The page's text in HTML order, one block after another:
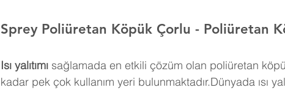
Sprey Poliüretan Köpük Çorlu - Poliüretan
Isı yalıtımı sağlamada en etkili çözüm olan poliüretan
kadar pek çok kullanım yeri bulunmaktadır.Dünyada ısı